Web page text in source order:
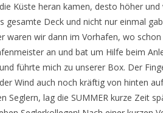
Küste heran kamen, desto höher
gesamte Deck und nicht nur einmal
waren wir dann im Vorhafen, wo
an und bat um Hilfe beim
führte mich zu unserer Box. Der
Wind auch noch kräftig von hinten
Seglern, lag die SUMMER kurze Zeit